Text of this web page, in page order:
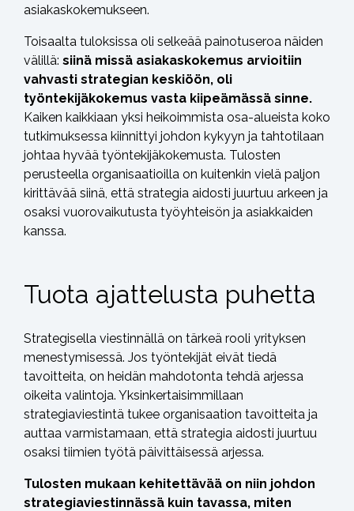
asiakaskokemukseen.
Toisaalta tuloksissa oli selkeää painotuseroa näiden
välillä: siinä missä asiakaskokemus arvioitiin
vahvasti strategian keskiöön, oli
työntekijäkokemus vasta kiipeämässä sinne.
Kaiken kaikkiaan yksi heikoimmista osa-alueista koko
tutkimuksessa kiinnittyi johdon kykyyn ja tahtotilaan
johtaa hyvää työntekijäkokemusta. Tulosten
perusteella organisaatioilla on kuitenkin vielä paljon
kirittävää siinä, että strategia aidosti juurtuu arkeen ja
osaksi vuorovaikutusta työyhteisön ja asiakkaiden
kanssa.
Tuota ajattelusta puhetta
Strategisella viestinnällä on tärkeä rooli yrityksen
menestymisessä. Jos työntekijät eivät tiedä
tavoitteita, on heidän mahdotonta tehdä arjessa
oikeita valintoja. Yksinkertaisimmillaan
strategiaviestintä tukee organisaation tavoitteita ja
auttaa varmistamaan, että strategia aidosti juurtuu
osaksi tiimien työtä päivittäisessä arjessa.
Tulosten mukaan kehitettävää on niin johdon
strategiaviestinnässä kuin tavassa, miten